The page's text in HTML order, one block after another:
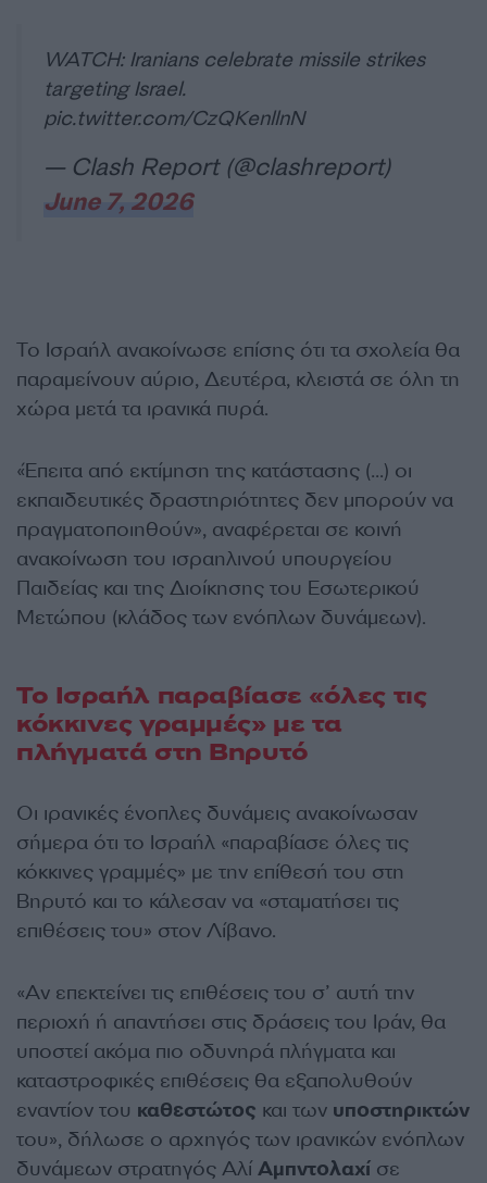
WATCH: Iranians celebrate missile strikes
targeting Israel.
pic.twitter.com/CzQKenllnN
— Clash Report (@clashreport)
June 7, 2026
Το Ισραήλ ανακοίνωσε επίσης ότι τα σχολεία θα
παραμείνουν αύριο, Δευτέρα, κλειστά σε όλη τη
χώρα μετά τα ιρανικά πυρά.
«Έπειτα από εκτίμηση της κατάστασης (…) οι
εκπαιδευτικές δραστηριότητες δεν μπορούν να
πραγματοποιηθούν», αναφέρεται σε κοινή
ανακοίνωση του ισραηλινού υπουργείου
Παιδείας και της Διοίκησης του Εσωτερικού
Μετώπου (κλάδος των ενόπλων δυνάμεων).
Το Ισραήλ παραβίασε «όλες τις
κόκκινες γραμμές» με τα
πλήγματά στη Βηρυτό
Οι ιρανικές ένοπλες δυνάμεις ανακοίνωσαν
σήμερα ότι το Ισραήλ «παραβίασε όλες τις
κόκκινες γραμμές» με την επίθεσή του στη
Βηρυτό και το κάλεσαν να «σταματήσει τις
επιθέσεις του» στον Λίβανο.
«Αν επεκτείνει τις επιθέσεις του σ’ αυτή την
περιοχή ή απαντήσει στις δράσεις του Ιράν, θα
υποστεί ακόμα πιο οδυνηρά πλήγματα και
καταστροφικές επιθέσεις θα εξαπολυθούν
εναντίον του καθεστώτος και των υποστηρικτών
του», δήλωσε ο αρχηγός των ιρανικών ενόπλων
δυνάμεων στρατηγός Αλί Αμπντολαχί σε